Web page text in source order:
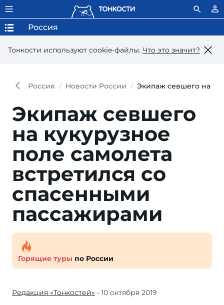
Тонкости используют сookie-файлы. Что это значит?
Россия
Россия Новости России Экипаж севшего на
Экипаж севшего
на кукурузное
поле самолета
встретился со
спасенными
пассажирами
Горящие туры по России
Редакция «Тонкостей» • 10 октября 2019